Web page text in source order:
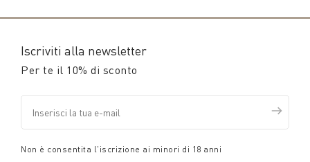
Iscriviti alla newsletter
Per te il 10% di sconto
Non è consentita l'iscrizione ai minori di 18 anni